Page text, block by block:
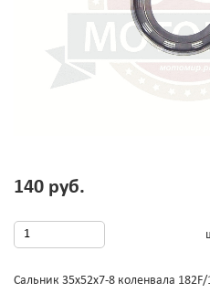
140 руб.
Сальник 35х52х7-8 коленвала